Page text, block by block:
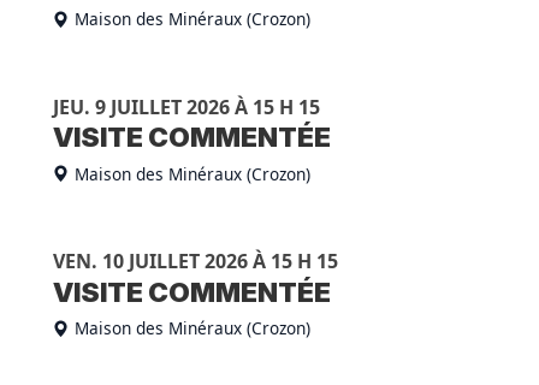
Maison des Minéraux (Crozon)
JEU. 9 JUILLET 2026 À 15 H 15
VISITE COMMENTÉE
Maison des Minéraux (Crozon)
VEN. 10 JUILLET 2026 À 15 H 15
VISITE COMMENTÉE
Maison des Minéraux (Crozon)